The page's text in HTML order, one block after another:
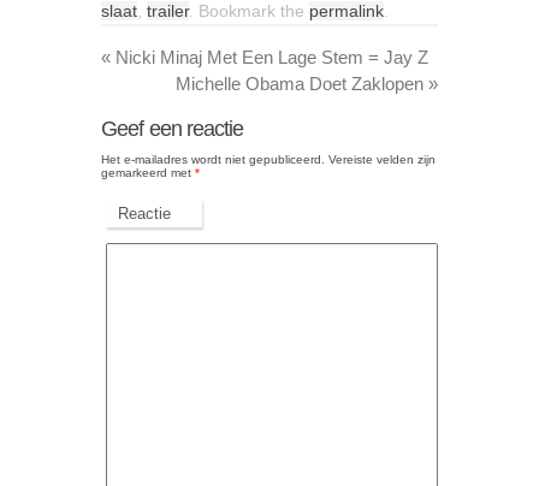
slaat trailer. Bookmark the permalink
« Nicki Minaj Met Een Lage Stem = Jay Z
Michelle Obama Doet Zaklopen »
Geef een reactie
Het e-mailadres wordt niet gepubliceerd.
Vereiste velden zijn
gemarkeerd met *
Reactie